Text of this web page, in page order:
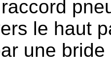
le haut
une